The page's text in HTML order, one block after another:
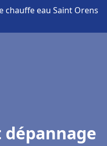
chauffe eau Saint Orens